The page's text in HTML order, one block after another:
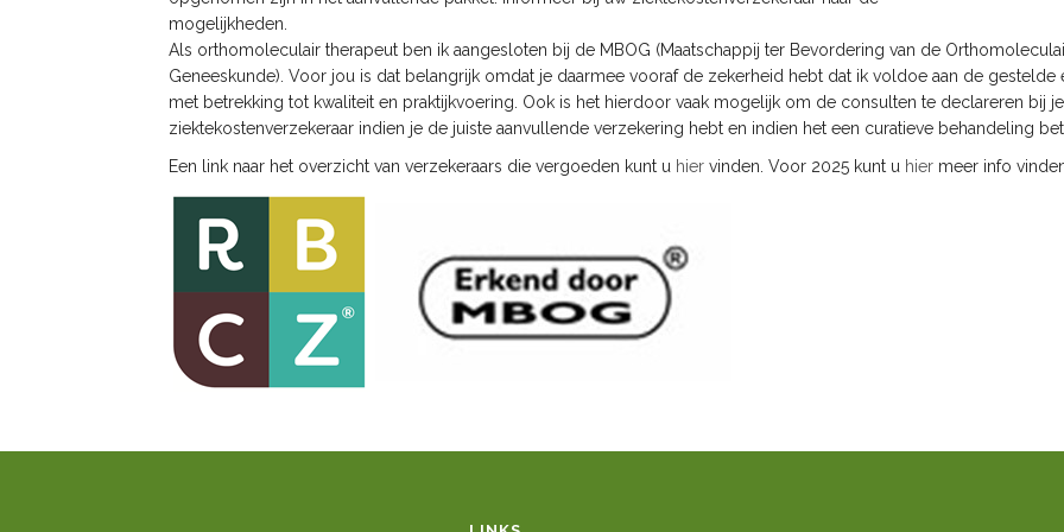
mogelijkheden.
Als orthomoleculair therapeut ben ik aangesloten bij de MBOG (Maatschappij ter Bevordering van de
Geneeskunde). Voor jou is dat belangrijk omdat je daarmee vooraf de zekerheid hebt dat ik voldoe aan de gestelde
met betrekking tot kwaliteit en praktijkvoering. Ook is het hierdoor vaak mogelijk om de consulten te declareren bij je
ziektekostenverzekeraar indien je de juiste aanvullende verzekering hebt en indien het een curatieve behandeling
Een link naar het overzicht van verzekeraars die vergoeden kunt u hier vinden. Voor 2025 kunt u hier meer info